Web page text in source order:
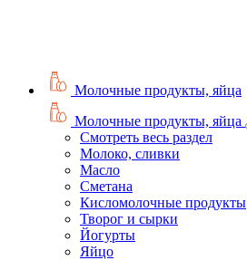
Молочные продукты, яйца
Молочные продукты, яйца
Смотреть весь раздел
Молоко, сливки
Масло
Сметана
Кисломолочные продукты
Творог и сырки
Йогурты
Яйцо